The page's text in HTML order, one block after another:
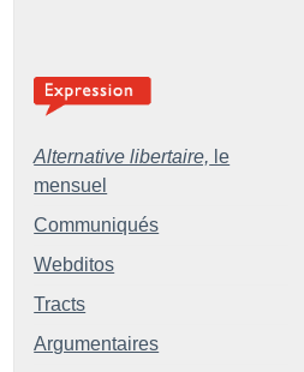
Alternative libertaire, le
mensuel
Communiqués
Webditos
Tracts
Argumentaires